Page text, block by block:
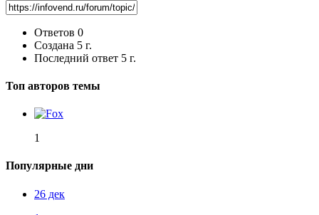
Ответов 0
Создана 5 г.
Последний ответ 5 г.
Топ авторов темы
1
Популярные дни
26 дек